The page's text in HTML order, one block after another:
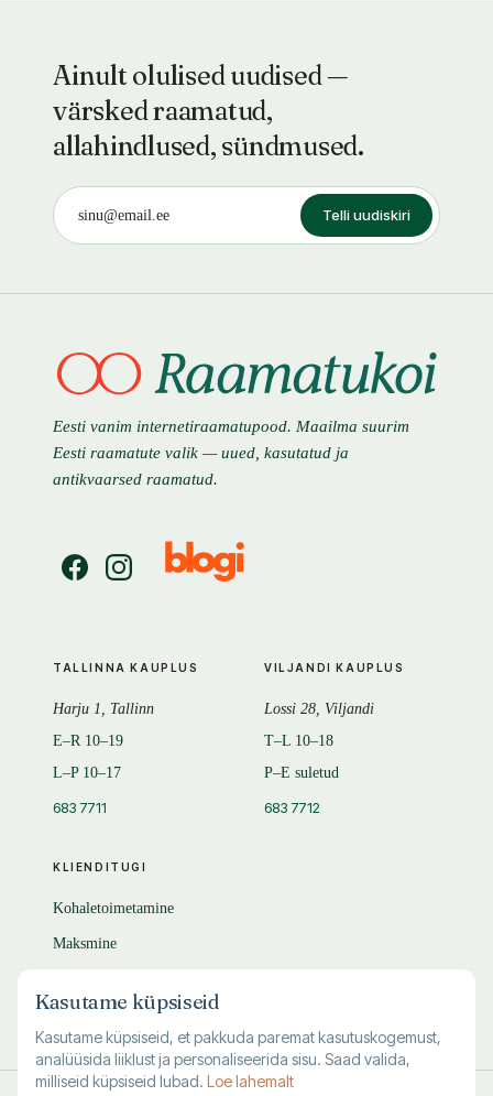
Ainult olulised uudised —
värsked raamatud,
allahindlused, sündmused.
Telli uudiskiri
Eesti vanim internetiraamatupood. Maailma suurim
Eesti raamatute valik — uued, kasutatud ja
antikvaarsed raamatud.
KLIENDITUGI
Kohaletoimetamine
Maksmine
KKK
TALLINNA KAUPLUS
Harju 1, Tallinn
E–R 10–19
L–P 10–17
683 7711
VILJANDI KAUPLUS
Lossi 28, Viljandi
T–L 10–18
P–E suletud
683 7712
Kasutame küpsiseid
Kasutame küpsiseid, et pakkuda paremat kasutuskogemust,
analüüsida liiklust ja personaliseerida sisu. Saad valida,
milliseid küpsiseid lubad. Loe lahemalt